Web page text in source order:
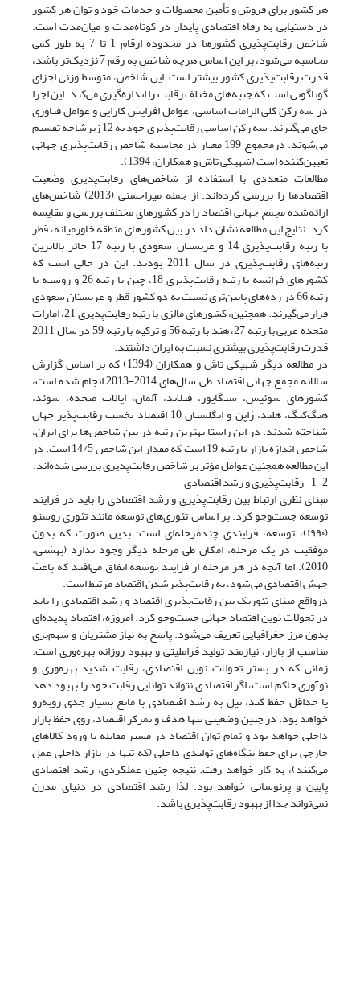
هر کشور برای فروش و تأمین محصولات و خدمات خود و توان هر کشور
در دستیابی به رفاه اقتصادی پایدار در کوتاه‌مدت و میان‌مدت است.
شاخص رقابت‌پذیری کشورها در محدوده ارقام 1 تا 7 به طور کمی
محاسبه می‌شود، بر این اساس هرچه شاخص به رقم 7 نزدیک‌تر باشد،
قدرت رقابت‌پذیری کشور بیشتر است. این شاخص، متوسط وزنی اجزای
گوناگونی است که جنبه‌های مختلف رقابت را اندازه‌گیری می‌کند. این اجزا
در سه رکن کلی الزامات اساسی، عوامل افزایش کارایی و عوامل فناوری
جای می‌گیرند. سه رکن اساسی رقابت‌پذیری خود به 12 زیرشاخه تقسیم
می‌شوند. درمجموع 199 معیار در محاسبه شاخص رقابت‌پذیری جهانی
تعیین‌کننده است (شهیکی تاش و همکاران، 1394).
مطالعات متعددی با استفاده از شاخص‌های رقابت‌پذیری وضعیت
اقتصادها را بررسی کرده‌اند. از جمله میراحسنی (2013) شاخص‌های
ارائه‌شده مجمع جهانی اقتصاد را در کشورهای مختلف بررسی و مقایسه
کرد. نتایج این مطالعه نشان داد در بین کشورهای منطقه خاورمیانه، قطر
با رتبه رقابت‌پذیری 14 و عربستان سعودی با رتبه 17 حائز بالاترین
رتبه‌های رقابت‌پذیری در سال 2011 بودند. این در حالی است که
کشورهای فرانسه با رتبه رقابت‌پذیری 18، چین با رتبه 26 و روسیه با
رتبه 66 در رده‌های پایین‌تری نسبت به دو کشور قطر و عربستان سعودی
قرار می‌گیرند. همچنین، کشورهای مالزی با رتبه رقابت‌پذیری 21، امارات
متحده عربی با رتبه 27، هند با رتبه 56 و ترکیه با رتبه 59 در سال 2011
قدرت رقابت‌پذیری بیشتری نسبت به ایران داشتند.
در مطالعه دیگر شهیکی تاش و همکاران (1394) که بر اساس گزارش
سالانه مجمع جهانی اقتصاد طی سال‌های 2014-2013 انجام شده است،
کشورهای سوئیس، سنگاپور، فنلاند، آلمان، ایالات متحده، سوئد،
هنگ‌کنگ، هلند، ژاپن و انگلستان 10 اقتصاد نخست رقابت‌پذیر جهان
شناخته شدند. در این راستا بهترین رتبه در بین شاخص‌ها برای ایران،
شاخص اندازه بازار با رتبه 19 است که مقدار این شاخص 14/5 است. در
این مطالعه همچنین عوامل مؤثر بر شاخص رقابت‌پذیری بررسی شده‌اند.
1-2- رقابت‌پذیری و رشد اقتصادی
مبنای نظری ارتباط بین رقابت‌پذیری و رشد اقتصادی را باید در فرایند
توسعه جست‌وجو کرد. بر اساس تئوری‌های توسعه مانند تئوری روستو
(۱۹۹۰)، توسعه، فرایندی چندمرحله‌ای است؛ بدین صورت که بدون
موفقیت در یک مرحله، امکان طی مرحله دیگر وجود ندارد (بهشتی،
2010). اما آنچه در هر مرحله از فرایند توسعه اتفاق می‌افتد که باعث
جهش اقتصادی می‌شود، به رقابت‌پذیرشدن اقتصاد مرتبط است.
درواقع مبنای تئوریک بین رقابت‌پذیری اقتصاد و رشد اقتصادی را باید
در تحولات نوین اقتصاد جهانی جست‌وجو کرد. امروزه، اقتصاد پدیده‌ای
بدون مرز جغرافیایی تعریف می‌شود. پاسخ به نیاز مشتریان و سهم‌بری
مناسب از بازار، نیازمند تولید فراملیتی و بهبود روزانه بهره‌وری است.
زمانی که در بستر تحولات نوین اقتصادی، رقابت شدید بهره‌وری و
نوآوری حاکم است، اگر اقتصادی نتواند توانایی رقابت خود را بهبود دهد
یا حداقل حفظ کند، نیل به رشد اقتصادی با مانع بسیار جدی روبه‌رو
خواهد بود. در چنین وضعیتی تنها هدف و تمرکز اقتصاد، روی حفظ بازار
داخلی خواهد بود و تمام توان اقتصاد در مسیر مقابله با ورود کالاهای
خارجی برای حفظ بنگاه‌های تولیدی داخلی (که تنها در بازار داخلی عمل
می‌کنند)، به کار خواهد رفت. نتیجه چنین عملکردی، رشد اقتصادی
پایین و پرنوسانی خواهد بود. لذا رشد اقتصادی در دنیای مدرن
نمی‌تواند جدا از بهبود رقابت‌پذیری باشد.